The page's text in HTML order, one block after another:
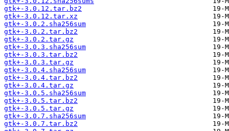
gtk+-3.0.12.tar.bz2
gtk+-3.0.12.tar.xz
gtk+-3.0.2.sha256sum
gtk+-3.0.2.tar.bz2
gtk+-3.0.2.tar.gz
gtk+-3.0.3.sha256sum
gtk+-3.0.3.tar.bz2
gtk+-3.0.3.tar.gz
gtk+-3.0.4.sha256sum
gtk+-3.0.4.tar.bz2
gtk+-3.0.4.tar.gz
gtk+-3.0.5.sha256sum
gtk+-3.0.5.tar.bz2
gtk+-3.0.5.tar.gz
gtk+-3.0.7.sha256sum
gtk+-3.0.7.tar.bz2